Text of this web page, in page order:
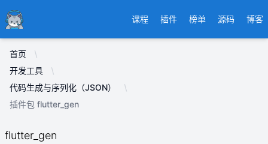
Ducafecat 课程 插件 榜单 源码 博客
首页
开发工具
代码生成与序列化（JSON）
插件包 flutter_gen
flutter_gen